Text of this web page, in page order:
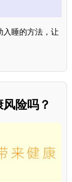
入睡的方法，让
险吗？